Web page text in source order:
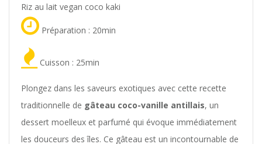
Riz au lait vegan coco kaki
Préparation : 20min
Cuisson : 25min
Plongez dans les saveurs exotiques avec cette recette
traditionnelle de gâteau coco-vanille antillais, un
dessert moelleux et parfumé qui évoque immédiatement
les douceurs des îles. Ce gâteau est un incontournable de